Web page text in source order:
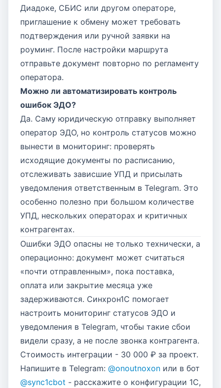
Диадоке, СБИС или другом операторе,
приглашение к обмену может требовать
подтверждения или ручной заявки на
роуминг. После настройки маршрута
отправьте документ повторно по регламенту
оператора.
Можно ли автоматизировать контроль
ошибок ЭДО?
Да. Саму юридическую отправку выполняет
оператор ЭДО, но контроль статусов можно
вынести в мониторинг: проверять
исходящие документы по расписанию,
отслеживать зависшие УПД и присылать
уведомления ответственным в Telegram. Это
особенно полезно при большом количестве
УПД, нескольких операторах и критичных
контрагентах.
Ошибки ЭДО опасны не только технически, а
операционно: документ может считаться
«почти отправленным», пока поставка,
оплата или закрытие месяца уже
задерживаются. Синхрон1С помогает
настроить мониторинг статусов ЭДО и
уведомления в Telegram, чтобы такие сбои
видели сразу, а не после звонка контрагента.
Стоимость интеграции - 30 000 ₽ за проект.
Напишите в Telegram: @onoutnoxon или в бот
@sync1cbot - расскажите о конфигурации 1С,